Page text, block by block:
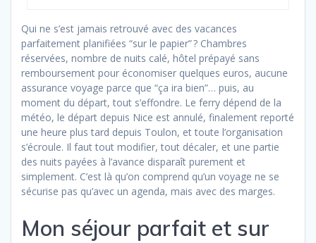
Qui ne s’est jamais retrouvé avec des vacances
parfaitement planifiées “sur le papier” ? Chambres
réservées, nombre de nuits calé, hôtel prépayé sans
remboursement pour économiser quelques euros, aucune
assurance voyage parce que “ça ira bien”… puis, au
moment du départ, tout s’effondre. Le ferry dépend de la
météo, le départ depuis Nice est annulé, finalement reporté
une heure plus tard depuis Toulon, et toute l’organisation
s’écroule. Il faut tout modifier, tout décaler, et une partie
des nuits payées à l’avance disparaît purement et
simplement. C’est là qu’on comprend qu’un voyage ne se
sécurise pas qu’avec un agenda, mais avec des marges.
Mon séjour parfait et sur